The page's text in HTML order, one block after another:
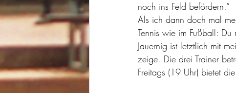
noch ins Feld befördern.“
Als ich dann doch mal
Tennis wie im Fußball: Du
Jauernig ist letztlich mit
zeige. Die drei Trainer
Freitags (19 Uhr) bietet